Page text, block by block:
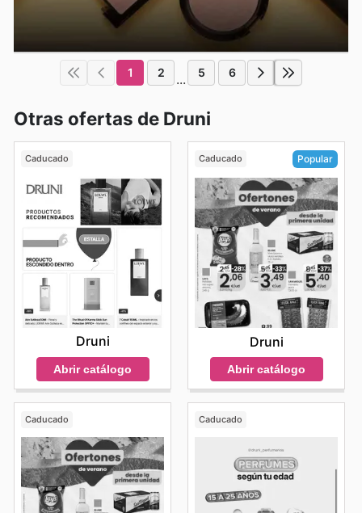
1 2 ... 5 6
Otras ofertas de Druni
Caducado
Druni
Abrir catálogo
Caducado Popular
Druni
Abrir catálogo
Caducado Caducado